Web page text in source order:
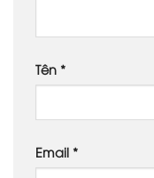
Tên *
Email *